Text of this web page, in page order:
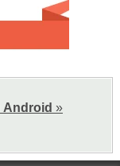
Android »